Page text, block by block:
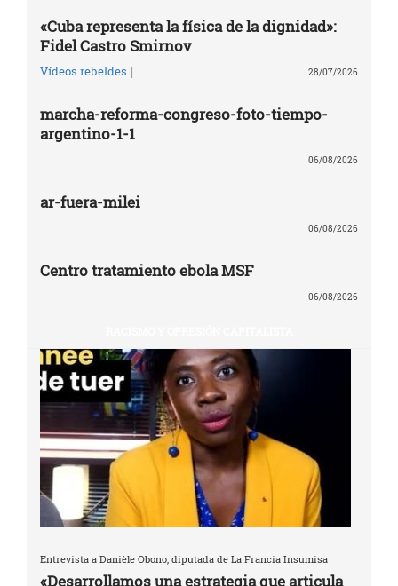
«Cuba representa la física de la dignidad»:
Fidel Castro Smirnov
Vídeos rebeldes | 28/07/2026
marcha-reforma-congreso-foto-tiempo-
argentino-1-1
06/08/2026
ar-fuera-milei
06/08/2026
Centro tratamiento ebola MSF
06/08/2026
Entrevista a Danièle Obono, diputada de La Francia Insumisa
«Desarrollamos una estrategia que articula